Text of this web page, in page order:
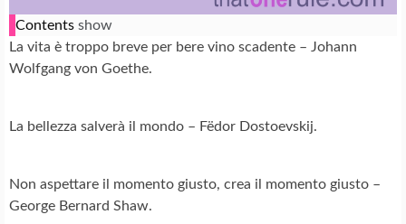
Contents show
La vita è troppo breve per bere vino scadente – Johann
Wolfgang von Goethe.
La bellezza salverà il mondo – Fëdor Dostoevskij.
Non aspettare il momento giusto, crea il momento giusto –
George Bernard Shaw.